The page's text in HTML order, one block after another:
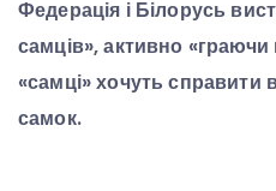
Федерація і Білорусь
самців», активно
«самці» хочуть справити
самок.